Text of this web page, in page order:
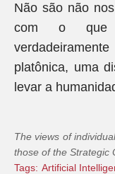
Não são não
com o que
platônica, uma
levar a
The views of
those of the Strategic
Tags: Artificial